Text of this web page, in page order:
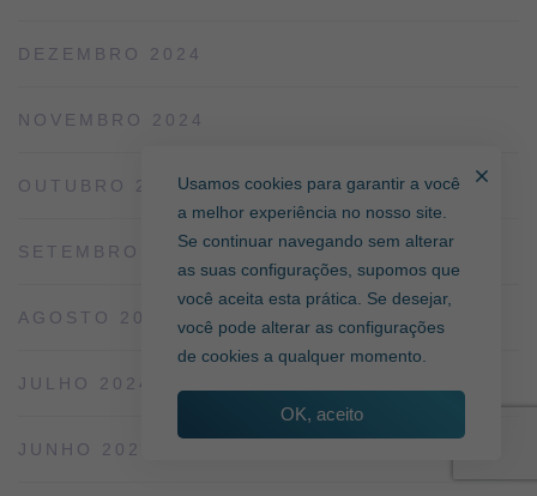
DEZEMBRO 2024
NOVEMBRO 2024
OUTUBRO 2024
SETEMBRO 2024
AGOSTO 2024
JULHO 2024
JUNHO 2024
Usamos cookies para garantir a você
a melhor experiência no nosso site.
Se continuar navegando sem alterar
as suas configurações, supomos que
você aceita esta prática. Se desejar,
você pode alterar as configurações
de cookies a qualquer momento.
OK, aceito